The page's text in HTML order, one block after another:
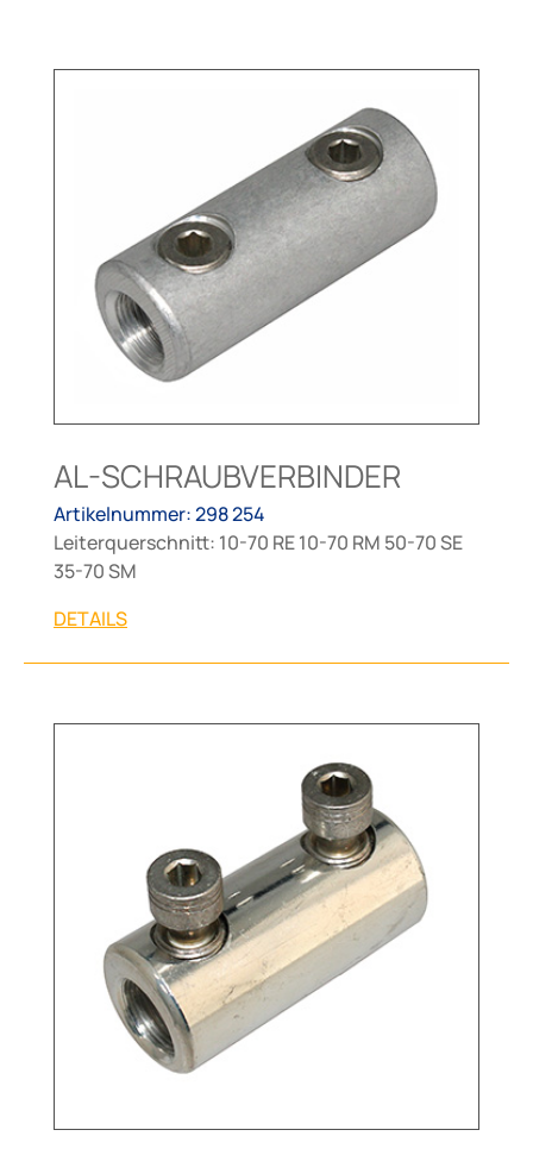
AL-SCHRAUBVERBINDER
Artikelnummer: 298 254
Leiterquerschnitt: 10-70 RE 10-70 RM 50-70 SE
35-70 SM
DETAILS